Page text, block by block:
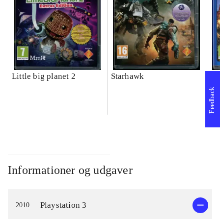
Little big planet 2 Starhawk
Informationer og udgaver
2010 Playstation 3
Feedback